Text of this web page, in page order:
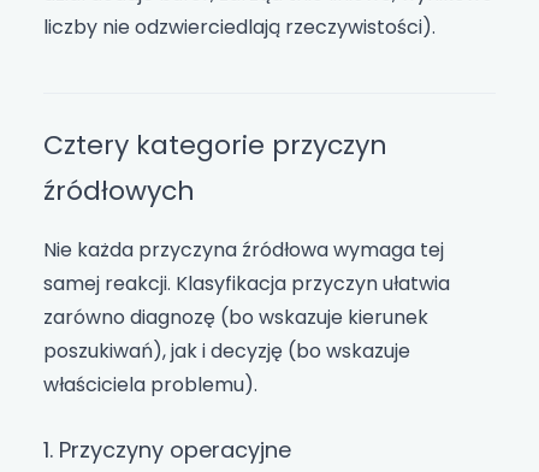
liczby nie odzwierciedlają rzeczywistości).
Cztery kategorie przyczyn
źródłowych
Nie każda przyczyna źródłowa wymaga tej
samej reakcji. Klasyfikacja przyczyn ułatwia
zarówno diagnozę (bo wskazuje kierunek
poszukiwań), jak i decyzję (bo wskazuje
właściciela problemu).
1. Przyczyny operacyjne